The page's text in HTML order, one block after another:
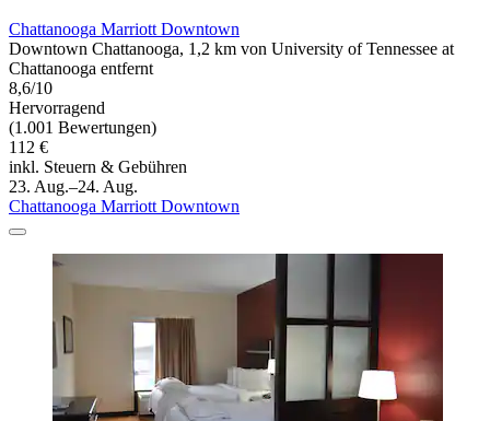
Chattanooga Marriott Downtown
Downtown Chattanooga, 1,2 km von University of Tennessee at
Chattanooga entfernt
8,6/10
Hervorragend
(1.001 Bewertungen)
112 €
inkl. Steuern & Gebühren
23. Aug.–24. Aug.
Chattanooga Marriott Downtown